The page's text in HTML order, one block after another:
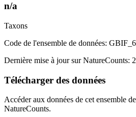
n/a
Taxons
Code de l'ensemble de données:
Dernière mise à jour sur NatureCounts:
Télécharger des données
Accéder aux données de cet ensemble
NatureCounts.